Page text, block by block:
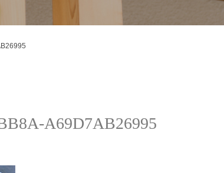
A69D7AB26995